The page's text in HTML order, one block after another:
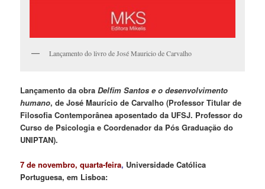
Lançamento do livro de José Mauricio de Carvalho
Lançamento da obraDelfim Santos e o desenvolvimento
humano, de José Maurício de Carvalho(Professor Titular de
Filosofia Contemporânea aposentado da UFSJ. Professor do
Curso de Psicologia e Coordenador da Pós Graduação do
UNIPTAN).
7 de novembro, quarta-feira, Universidade Católica
Portuguesa, em Lisboa: